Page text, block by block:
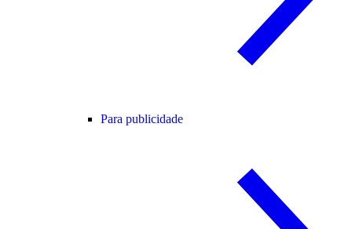
Para publicidade